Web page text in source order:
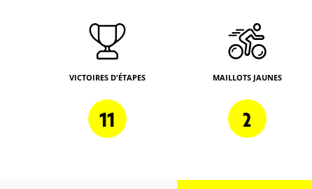
VICTOIRES D'ÉTAPES
11
MAILLOTS JAUNES
2